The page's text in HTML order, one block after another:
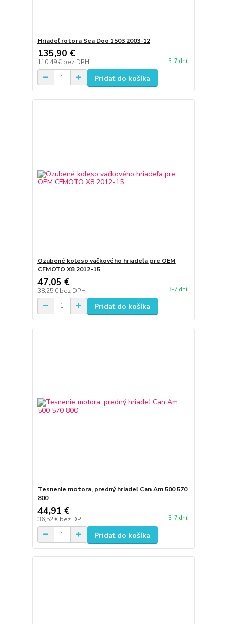
Hriadeľ rotora Sea Doo 1503 2003-12
135,90 €
110,49 € bez DPH 3-7 dní
Pridať do košíka
Ozubené koleso vačkového hriadeľa pre OEM
CFMOTO X8 2012-15
47,05 €
38,25 € bez DPH 3-7 dní
Pridať do košíka
Tesnenie motora, predný hriadeľ Can Am 500 570
800
44,91 €
36,52 € bez DPH 3-7 dní
Pridať do košíka